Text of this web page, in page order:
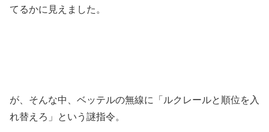
てるかに見えました。
が、そんな中、ベッテルの無線に「ルクレールと順位を入
れ替えろ」という謎指令。